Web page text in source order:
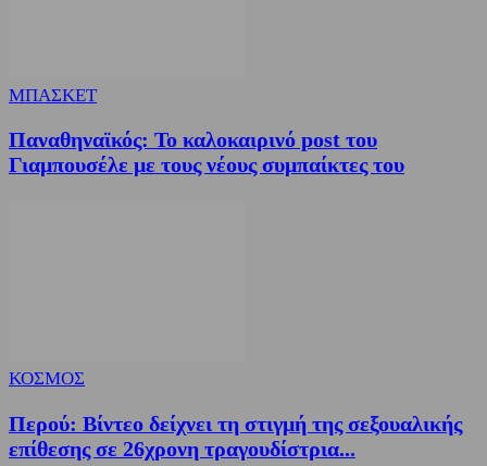
ΜΠΑΣΚΕΤ
Παναθηναϊκός: Το καλοκαιρινό post του
Γιαμπουσέλε με τους νέους συμπαίκτες του
ΚΟΣΜΟΣ
Περού: Βίντεο δείχνει τη στιγμή της σεξουαλικής
επίθεσης σε 26χρονη τραγουδίστρια...